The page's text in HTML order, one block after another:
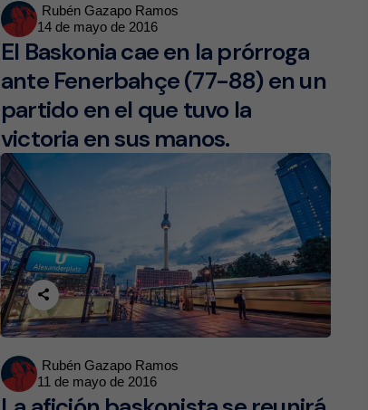
Posted
by
Rubén Gazapo Ramos
14 de mayo de 2016
El Baskonia cae en la prórroga
ante Fenerbahçe (77-88) en un
partido en el que tuvo la
victoria en sus manos.
Posted
by
Rubén Gazapo Ramos
11 de mayo de 2016